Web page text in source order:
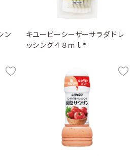
ン
キユーピーシーザーサラダドレ
ッシング４８ｍｌ *